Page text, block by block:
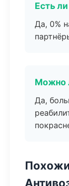
Есть
Да, 0%
Можно
Да,